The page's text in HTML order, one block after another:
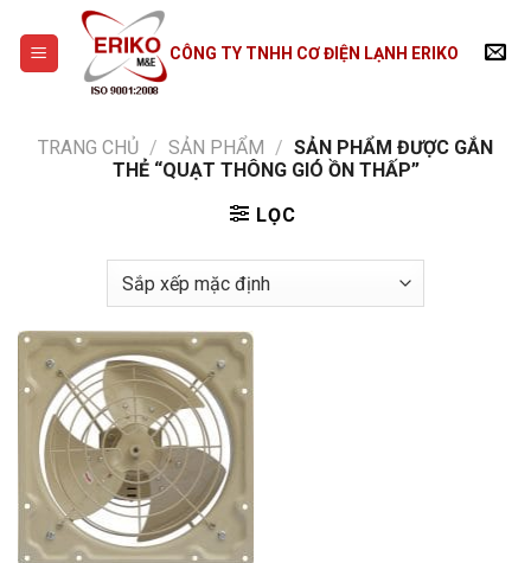
content
CÔNG TY TNHH CƠ ĐIỆN LẠNH ERIKO
TRANG CHỦ / SẢN PHẨM / SẢN PHẨM ĐƯỢC GẮN
THẺ “QUẠT THÔNG GIÓ ỒN THẤP”
LỌC